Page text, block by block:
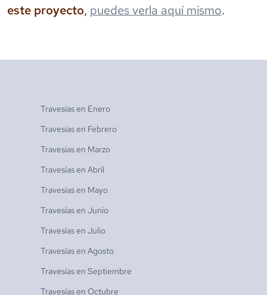
este proyecto, puedes verla aquí mismo.
Travesías en Enero
Travesías en Febrero
Travesías en Marzo
Travesías en Abril
Travesías en Mayo
Travesías en Junio
Travesías en Julio
Travesías en Agosto
Travesías en Septiembre
Travesías en Octubre